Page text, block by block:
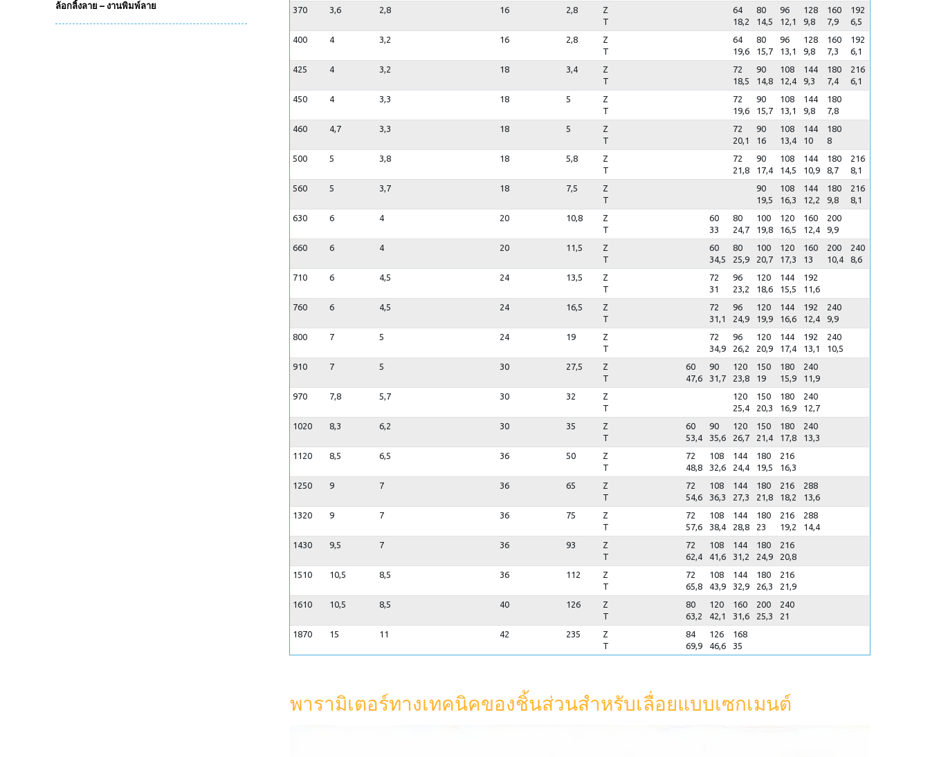
ล้อกลิ้งลาย – งานพิมพ์ลาย
370
3,6 2,8 16 2,8
Z
T
64
18,2
80
14,5
96
12,1
128
9,8
160
7,9
192
6,5
400
4 3,2 16 2,8
Z
T
64
19,6
80
15,7
96
13,1
128
9,8
160
7,3
192
6,1
425
4 3,2 18 3,4
Z
T
72
18,5
90
14,8
108
12,4
144
9,3
180
7,4
216
6,1
450
4 3,3 18 5
Z
T
72
19,6
90
15,7
108
13,1
144
9,8
180
7,8
460
4,7 3,3 18 5
Z
T
72
20,1
90
16
108
13,4
144
10
180
8
500
5 3,8 18 5,8
Z
T
72
21,8
90
17,4
108
14,5
144
10,9
180
8,7
216
8,1
560
5 3,7 18 7,5
Z
T
90
19,5
108
16,3
144
12,2
180
9,8
216
8,1
630
6 4 20 10,8
Z
T
60
33
80
24,7
100
19,8
120
16,5
160
12,4
200
9,9
660
6 4 20 11,5
Z
T
60
34,5
80
25,9
100
20,7
120
17,3
160
13
200
10,4
240
8,6
710
6 4,5 24 13,5
Z
T
72
31
96
23,2
120
18,6
144
15,5
192
11,6
760
6 4,5 24 16,5
Z
T
72
31,1
96
24,9
120
19,9
144
16,6
192
12,4
240
9,9
800
7 5 24 19
Z
T
72
34,9
96
26,2
120
20,9
144
17,4
192
13,1
240
10,5
910
7 5 30 27,5
Z
T
60
47,6
90
31,7
120
23,8
150
19
180
15,9
240
11,9
970
7,8 5,7 30 32
Z
T
120
25,4
150
20,3
180
16,9
240
12,7
1020
8,3 6,2 30 35
Z
T
60
53,4
90
35,6
120
26,7
150
21,4
180
17,8
240
13,3
1120
8,5 6,5 36 50
Z
T
72
48,8
108
32,6
144
24,4
180
19,5
216
16,3
1250
9 7 36 65
Z
T
72
54,6
108
36,3
144
27,3
180
21,8
216
18,2
288
13,6
1320
9 7 36 75
Z
T
72
57,6
108
38,4
144
28,8
180
23
216
19,2
288
14,4
1430
9,5 7 36 93
Z
T
72
62,4
108
41,6
144
31,2
180
24,9
216
20,8
1510
10,5 8,5 36 112
Z
T
72
65,8
108
43,9
144
32,9
180
26,3
216
21,9
1610
10,5 8,5 40 126
Z
T
80
63,2
120
42,1
160
31,6
200
25,3
240
21
1870
15 11 42 235
Z
T
84
69,9
126
46,6
168
35
พารามิเตอร์ทางเทคนิคของชิ้นส่วนสำหรับเลื่อยแบบเซกเมนต์